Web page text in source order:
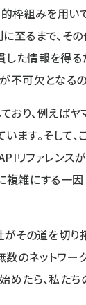
枠組みを用い
至るまで、そ
た情報を得
不可欠となるの
り、例えばヤ
す。そして、
リファレン
複雑にする一
その道を切り
数のネットワ
めたら、私た